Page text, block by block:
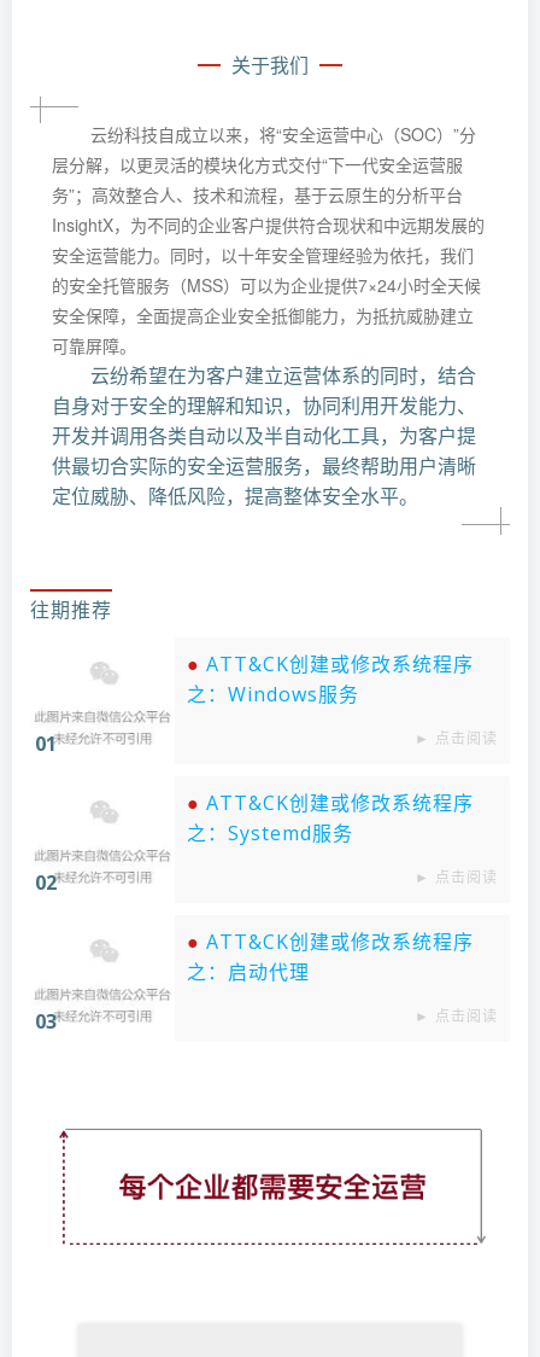
关于我们
云纷科技自成立以来，将“安全运营中心（SOC）”分
层分解，以更灵活的模块化方式交付“下一代安全运营服
务”；高效整合人、技术和流程，基于云原生的分析平台
InsightX，为不同的企业客户提供符合现状和中远期发展的
安全运营能力。同时，以十年安全管理经验为依托，我们
的安全托管服务（MSS）可以为企业提供7×24小时全天候
安全保障，全面提高企业安全抵御能力，为抵抗威胁建立
可靠屏障。
云纷希望在为客户建立运营体系的同时，结合
自身对于安全的理解和知识，协同利用开发能力、
开发并调用各类自动以及半自动化工具，为客户提
供最切合实际的安全运营服务，最终帮助用户清晰
定位威胁、降低风险，提高整体安全水平。
往期推荐
01
● ATT&CK创建或修改系统程序
之：Windows服务
► 点击阅读
02
● ATT&CK创建或修改系统程序
之：Systemd服务
► 点击阅读
03
● ATT&CK创建或修改系统程序
之：启动代理
► 点击阅读